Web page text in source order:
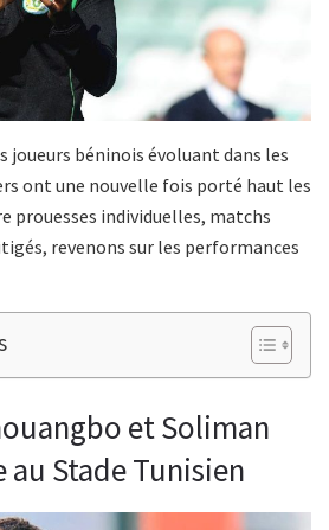
joueurs béninois évoluant dans les
ont une nouvelle fois porté haut les
prouesses individuelles, matchs
revenons sur les performances
et Soliman
Stade Tunisien